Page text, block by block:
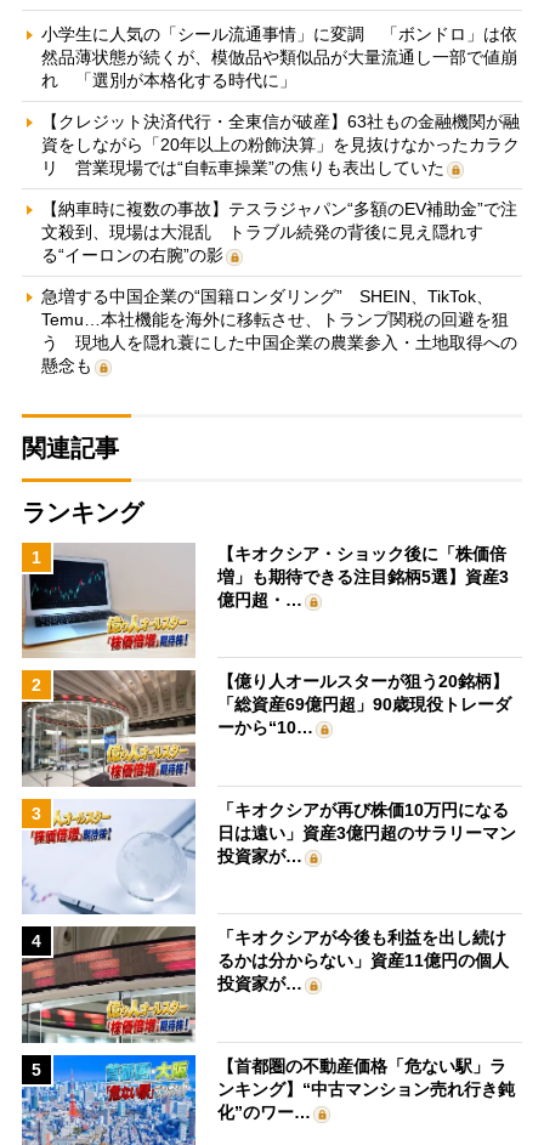
小学生に人気の「シール流通事情」に変調 「ボンドロ」は依
然品薄状態が続くが、模倣品や類似品が大量流通し一部で値崩
れ 「選別が本格化する時代に」
【クレジット決済代行・全東信が破産】63社もの金融機関が融
資をしながら「20年以上の粉飾決算」を見抜けなかったカラク
リ 営業現場では“自転車操業”の焦りも表出していた
【納車時に複数の事故】テスラジャパン“多額のEV補助金”で注
文殺到、現場は大混乱 トラブル続発の背後に見え隠れす
る“イーロンの右腕”の影
急増する中国企業の“国籍ロンダリング” SHEIN、TikTok、
Temu…本社機能を海外に移転させ、トランプ関税の回避を狙
う 現地人を隠れ蓑にした中国企業の農業参入・土地取得への
懸念も
関連記事
ランキング
1
【キオクシア・ショック後に「株価倍
増」も期待できる注目銘柄5選】資産3
億円超・…
2
【億り人オールスターが狙う20銘柄】
「総資産69億円超」90歳現役トレーダ
ーから“10…
3
「キオクシアが再び株価10万円になる
日は遠い」資産3億円超のサラリーマン
投資家が…
4
「キオクシアが今後も利益を出し続け
るかは分からない」資産11億円の個人
投資家が…
5
【首都圏の不動産価格「危ない駅」ラ
ンキング】“中古マンション売れ行き鈍
化”のワー…